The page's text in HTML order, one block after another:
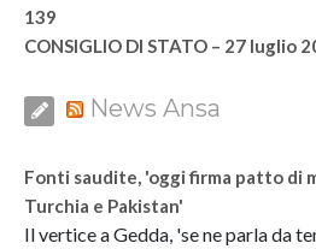
139
CONSIGLIO DI STATO – 27 luglio
News Ansa
Fonti saudite, 'oggi firma patto di
Turchia e Pakistan'
Il vertice a Gedda, 'se ne parla da